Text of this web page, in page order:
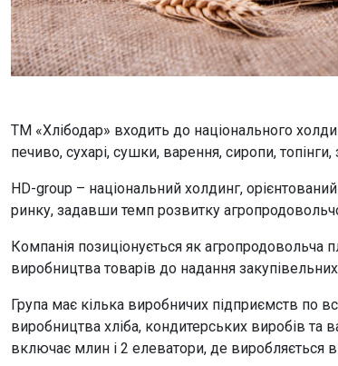
ТМ «Хлібодар» входить до національного
печиво, сухарі, сушки, варення, сиропи,
HD-group – національний холдинг,
ринку, задавши темп розвитку
Компанія позиціонується як агропродовольча
виробництва товарів до надання закупівельних
Група має кілька виробничих підприємств по
виробництва хліба, кондитерських виробів
включає млин і 2 елеватори, де виробляється